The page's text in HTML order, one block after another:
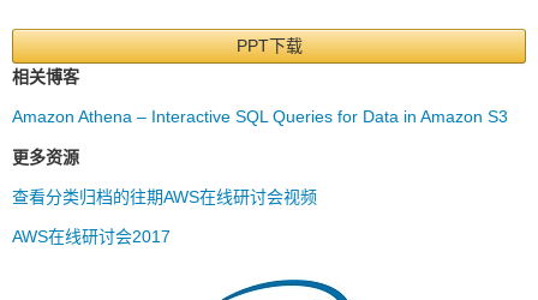
PPT下载
相关博客
Amazon Athena – Interactive SQL Queries for Data in Amazon S3
更多资源
查看分类归档的往期AWS在线研讨会视频
AWS在线研讨会2017